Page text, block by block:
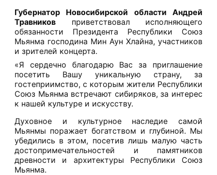
Губернатор Новосибирской области Андрей
Травников приветствовал исполняющего
обязанности Президента Республики Союз
Мьянма господина Мин Аун Хлайна, участников
и зрителей концерта.
«Я сердечно благодарю Вас за приглашение
посетить Вашу уникальную страну, за
гостеприимство, с которым жители Республики
Союз Мьянма встречают сибиряков, за интерес
к нашей культуре и искусству.
Духовное и культурное наследие самой
Мьянмы поражает богатством и глубиной. Мы
убедились в этом, посетив лишь малую часть
достопримечательностей и памятников
древности и архитектуры Республики Союз
Мьянма.